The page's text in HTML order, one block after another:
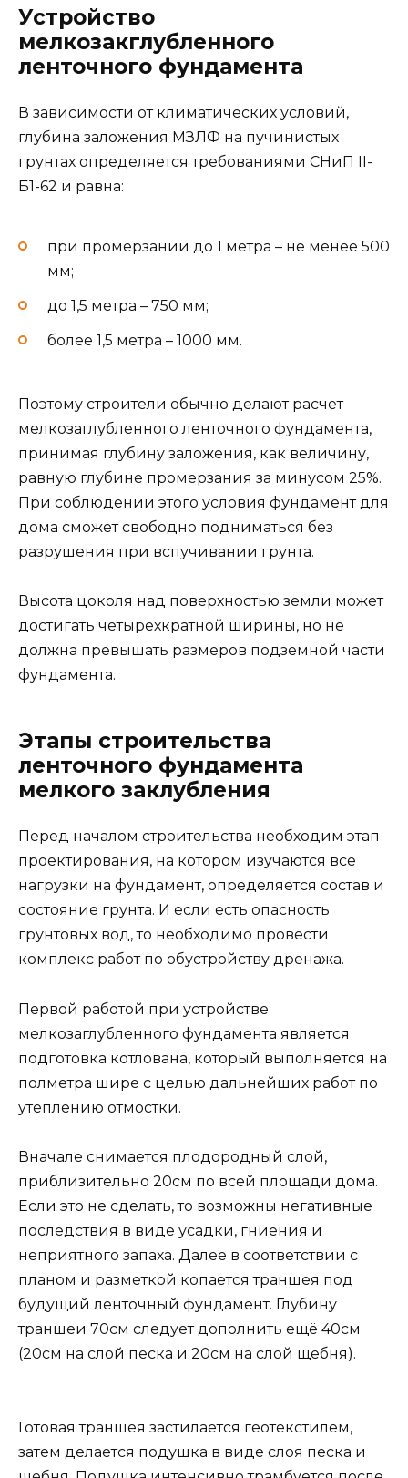
Устройство
мелкозакглубленного
ленточного фундамента
В зависимости от климатических условий,
глубина заложения МЗЛФ на пучинистых
грунтах определяется требованиями СНиП II-
Б1-62 и равна:
при промерзании до 1 метра – не менее 500
мм;
до 1,5 метра – 750 мм;
более 1,5 метра – 1000 мм.
Поэтому строители обычно делают расчет
мелкозаглубленного ленточного фундамента,
принимая глубину заложения, как величину,
равную глубине промерзания за минусом 25%.
При соблюдении этого условия фундамент для
дома сможет свободно подниматься без
разрушения при вспучивании грунта.
Высота цоколя над поверхностью земли может
достигать четырехкратной ширины, но не
должна превышать размеров подземной части
фундамента.
Этапы строительства
ленточного фундамента
мелкого заклубления
Перед началом строительства необходим этап
проектирования, на котором изучаются все
нагрузки на фундамент, определяется состав и
состояние грунта. И если есть опасность
грунтовых вод, то необходимо провести
комплекс работ по обустройству дренажа.
Первой работой при устройстве
мелкозаглубленного фундамента является
подготовка котлована, который выполняется на
полметра шире с целью дальнейших работ по
утеплению отмостки.
Вначале снимается плодородный слой,
приблизительно 20см по всей площади дома.
Если это не сделать, то возможны негативные
последствия в виде усадки, гниения и
неприятного запаха. Далее в соответствии с
планом и разметкой копается траншея под
будущий ленточный фундамент. Глубину
траншеи 70см следует дополнить ещё 40см
(20см на слой песка и 20см на слой щебня).
Готовая траншея застилается геотекстилем,
затем делается подушка в виде слоя песка и